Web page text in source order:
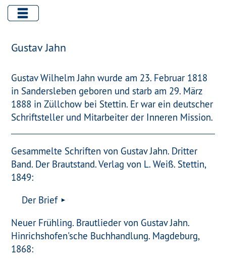
Gustav Jahn
Gustav Wilhelm Jahn wurde am 23. Februar 1818
in Sandersleben geboren und starb am 29. März
1888 in Züllchow bei Stettin. Er war ein deutscher
Schriftsteller und Mitarbeiter der Inneren Mission.
Gesammelte Schriften von Gustav Jahn. Dritter
Band. Der Brautstand. Verlag von L. Weiß. Stettin,
1849:
Der Brief
Neuer Frühling. Brautlieder von Gustav Jahn.
Hinrichshofen'sche Buchhandlung. Magdeburg,
1868: